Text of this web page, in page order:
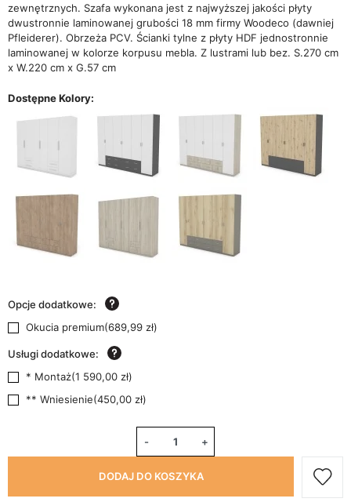
zewnętrznych. Szafa wykonana jest z najwyższej jakości płyty
dwustronnie laminowanej grubości 18 mm firmy Woodeco (dawniej
Pfleiderer). Obrzeża PCV. Ścianki tylne z płyty HDF jednostronnie
laminowanej w kolorze korpusu mebla. Z lustrami lub bez. S.270 cm
x W.220 cm x G.57 cm
Dostępne Kolory:
Opcje dodatkowe:
Okucia premium(689,99 zł)
Usługi dodatkowe:
* Montaż(1 590,00 zł)
** Wniesienie(450,00 zł)
- +
DODAJ DO KOSZYKA